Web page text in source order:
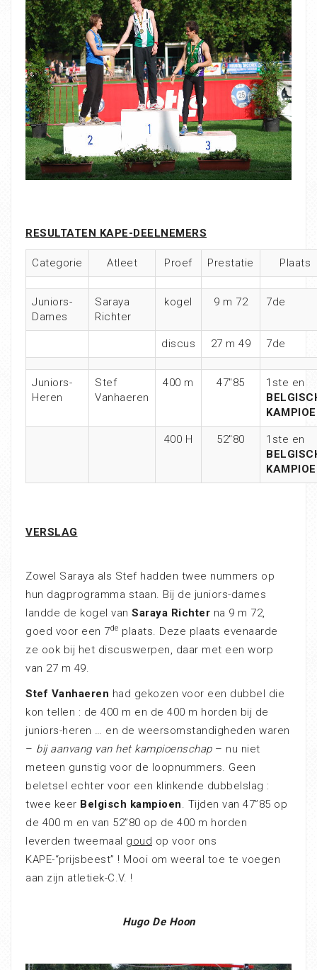
RESULTATEN KAPE-DEELNEMERS
Categorie Atleet Proef Prestatie Plaats
Juniors-
Dames
Saraya
Richter
kogel 9 m 72 7de
discus 27 m 49 7de
Juniors-
Heren
Stef
Vanhaeren
400 m 47″85
1ste en
400 H 52″80
1ste en
VERSLAG
Zowel Saraya als Stef hadden twee nummers op
hun dagprogramma staan. Bij de juniors-dames
landde de kogel van Saraya Richter na 9 m 72,
goed voor een 7de plaats. Deze plaats evenaarde
ze ook bij het discuswerpen, daar met een worp
van 27 m 49.
Stef Vanhaeren had gekozen voor een dubbel die
kon tellen : de 400 m en de 400 m horden bij de
juniors-heren … en de weersomstandigheden waren
– bij aanvang van het kampioenschap– nu niet
meteen gunstig voor de loopnummers. Geen
beletsel echter voor een klinkende dubbelslag :
twee keer Belgisch kampioen. Tijden van 47”85 op
de 400 m en van 52”80 op de 400 m horden
leverden tweemaal goud op voor ons
KAPE-“prijsbeest” ! Mooi om weeral toe te voegen
aan zijn atletiek-C.V. !
Hugo De Hoon